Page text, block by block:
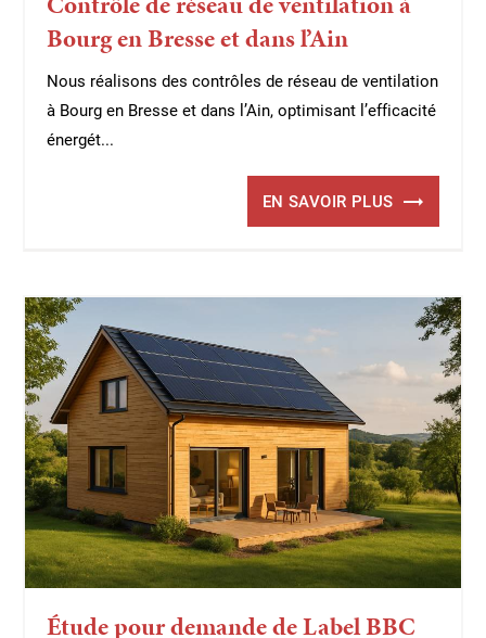
Bourg en Bresse et dans l’Ain
Nous réalisons des contrôles de réseau de ventilation
à Bourg en Bresse et dans l’Ain, optimisant l’efficacité
énergét...
EN SAVOIR PLUS
Étude pour demande de Label BBC